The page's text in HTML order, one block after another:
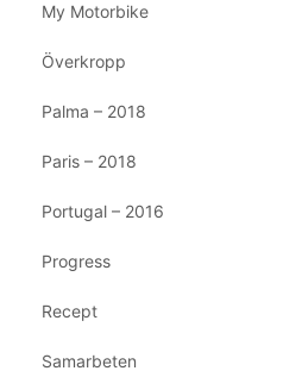
My Motorbike
Överkropp
Palma – 2018
Paris – 2018
Portugal – 2016
Progress
Recept
Samarbeten